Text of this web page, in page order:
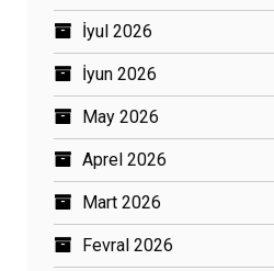
İyul 2026
İyun 2026
May 2026
Aprel 2026
Mart 2026
Fevral 2026